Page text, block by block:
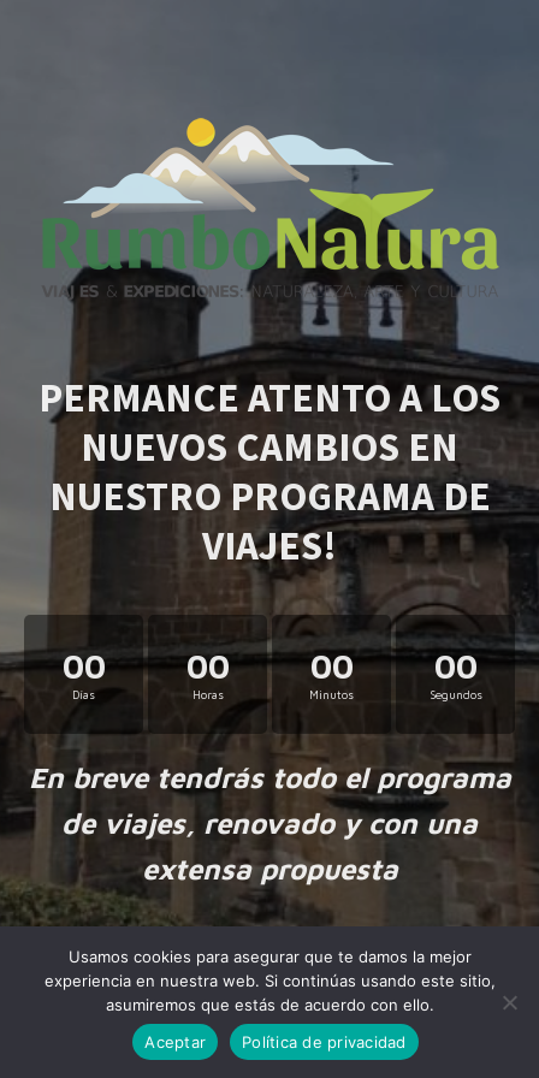
PERMANCE ATENTO A LOS
NUEVOS CAMBIOS EN
NUESTRO PROGRAMA DE
VIAJES!
00
Días
00
Horas
00
Minutos
00
Segundos
En breve tendrás todo el programa
de viajes, renovado y con una
extensa propuesta
Made byNiteoThemeswith love.
Usamos cookies para asegurar que te damos la mejor
experiencia en nuestra web. Si continúas usando este sitio,
asumiremos que estás de acuerdo con ello.
Aceptar
Política de privacidad